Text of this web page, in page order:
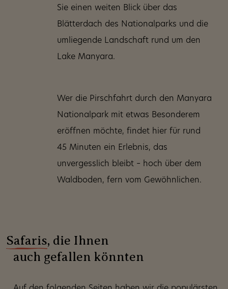
Sie einen weiten Blick über das
Blätterdach des Nationalparks und die
umliegende Landschaft rund um den
Lake Manyara.
Wer die Pirschfahrt durch den Manyara
Nationalpark mit etwas Besonderem
eröffnen möchte, findet hier für rund
45 Minuten ein Erlebnis, das
unvergesslich bleibt – hoch über dem
Waldboden, fern vom Gewöhnlichen.
Safaris, die Ihnen
auch gefallen könnten